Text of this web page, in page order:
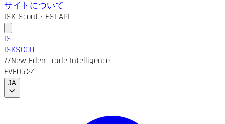
サイトについて
ISK Scout · ESI API
IS
ISKSCOUT
//New Eden Trade Intelligence
EVE06:24
JA